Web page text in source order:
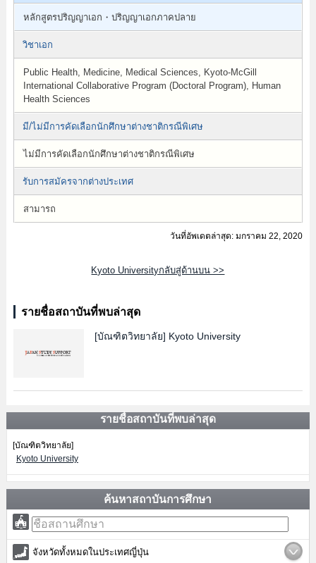
หลักสูตรปริญญาเอก・ปริญญาเอกภาคปลาย
วิชาเอก
Public Health, Medicine, Medical Sciences, Kyoto-McGill
International Collaborative Program (Doctoral Program), Human
Health Sciences
มี/ไม่มีการคัดเลือกนักศึกษาต่างชาติกรณีพิเศษ
ไม่มีการคัดเลือกนักศึกษาต่างชาติกรณีพิเศษ
รับการสมัครจากต่างประเทศ
สามารถ
วันที่อัพเดตล่าสุด: มกราคม 22, 2020
Kyoto Universityกลับสู่ด้านบน >>
รายชื่อสถาบันที่พบล่าสุด
[บัณฑิตวิทยาลัย] Kyoto University
รายชื่อสถาบันที่พบล่าสุด
[บัณฑิตวิทยาลัย]
Kyoto University
ค้นหาสถาบันการศึกษา
จังหวัดทั้งหมดในประเทศญี่ปุ่น